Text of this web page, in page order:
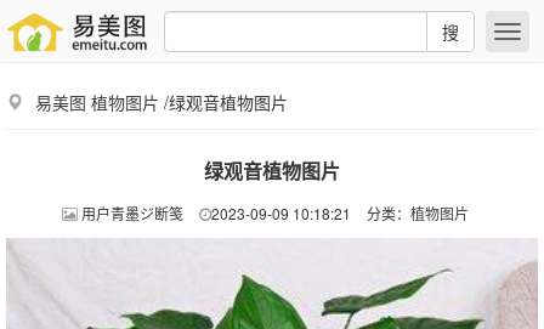
搜
易美图 植物图片 /绿观音植物图片
绿观音植物图片
用户青墨ジ断笺 2023-09-09 10:18:21 分类： 植物图片